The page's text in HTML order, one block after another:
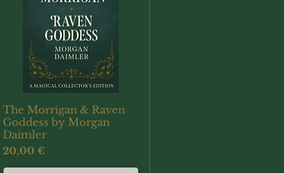
Aperçu rapide
The Morrigan & Raven
Goddess by Morgan
Daimler
Prix
20,00 €